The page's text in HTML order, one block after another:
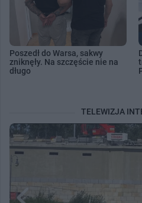
Poszedł do Warsa, sakwy
zniknęły. Na szczęście nie na
długo
TELEWIZJA